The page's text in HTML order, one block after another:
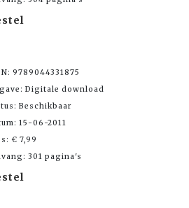
9789044331875
Digitale download
Beschikbaar
15-06-2011
€ 7,99
301 pagina's